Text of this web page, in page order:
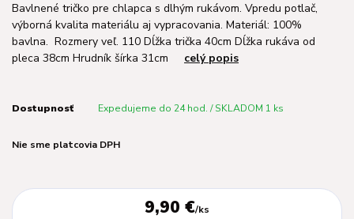
Bavlnené tričko pre chlapca s dlhým rukávom. Vpredu potlač,
výborná kvalita materiálu aj vypracovania. Materiál: 100%
bavlna. Rozmery veľ. 110 Dĺžka trička 40cm Dĺžka rukáva od
pleca 38cm Hrudník šírka 31cm celý popis
Dostupnosť Expedujeme do 24 hod. / SKLADOM 1 ks
Nie sme platcovia DPH
9,90 €/ks